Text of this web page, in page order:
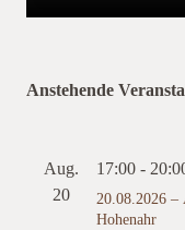
Anstehende
Aug.
20
17:00-
20.08.2026 –
Hohenahr